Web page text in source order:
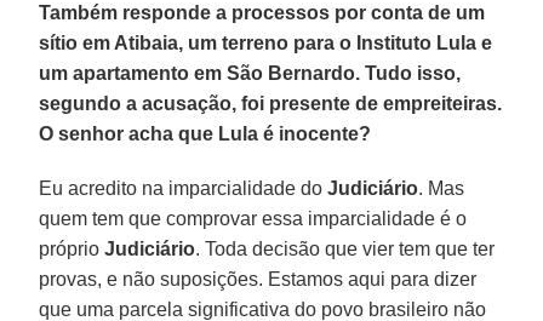
Também responde a processos por conta de um
sítio em Atibaia, um terreno para o Instituto Lula e
um apartamento em São Bernardo. Tudo isso,
segundo a acusação, foi presente de empreiteiras.
O senhor acha que Lula é inocente?
Eu acredito na imparcialidade doJudiciário. Mas
quem tem que comprovar essa imparcialidade é o
próprioJudiciário. Toda decisão que vier tem que ter
provas, e não suposições. Estamos aqui para dizer
que uma parcela significativa do povo brasileiro não